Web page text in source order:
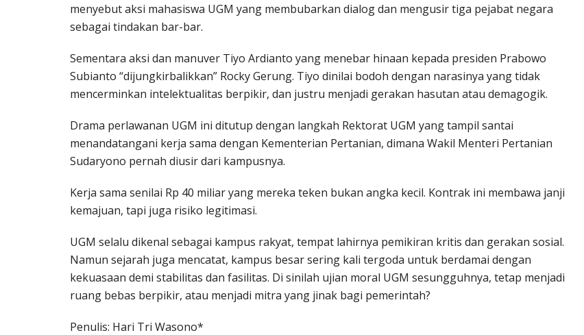
menyebut aksi mahasiswa UGM yang membubarkan dialog dan mengusir tiga pejabat negara
sebagai tindakan bar-bar.
Sementara aksi dan manuver Tiyo Ardianto yang menebar hinaan kepada presiden Prabowo
Subianto “dijungkirbalikkan” Rocky Gerung. Tiyo dinilai bodoh dengan narasinya yang tidak
mencerminkan intelektualitas berpikir, dan justru menjadi gerakan hasutan atau demagogik.
Drama perlawanan UGM ini ditutup dengan langkah Rektorat UGM yang tampil santai
menandatangani kerja sama dengan Kementerian Pertanian, dimana Wakil Menteri Pertanian
Sudaryono pernah diusir dari kampusnya.
Kerja sama senilai Rp 40 miliar yang mereka teken bukan angka kecil. Kontrak ini membawa janji
kemajuan, tapi juga risiko legitimasi.
UGM selalu dikenal sebagai kampus rakyat, tempat lahirnya pemikiran kritis dan gerakan sosial.
Namun sejarah juga mencatat, kampus besar sering kali tergoda untuk berdamai dengan
kekuasaan demi stabilitas dan fasilitas. Di sinilah ujian moral UGM sesungguhnya, tetap menjadi
ruang bebas berpikir, atau menjadi mitra yang jinak bagi pemerintah?
Penulis: Hari Tri Wasono*